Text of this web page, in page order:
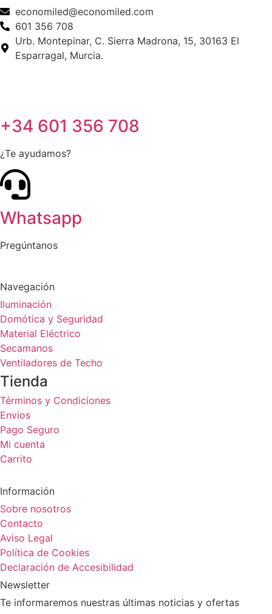
economiled@economiled.com
601 356 708
Urb. Montepinar, C. Sierra Madrona, 15, 30163 El
Esparragal, Murcia.
+34 601 356 708
¿Te ayudamos?
Whatsapp
Pregúntanos
Navegación
Iluminación
Domótica y Seguridad
Material Eléctrico
Secamanos
Ventiladores de Techo
Tienda
Términos y Condiciones
Envios
Pago Seguro
Mi cuenta
Carrito
Información
Sobre nosotros
Contacto
Aviso Legal
Política de Cookies
Declaración de Accesibilidad
Newsletter
Te informaremos nuestras últimas noticias y ofertas